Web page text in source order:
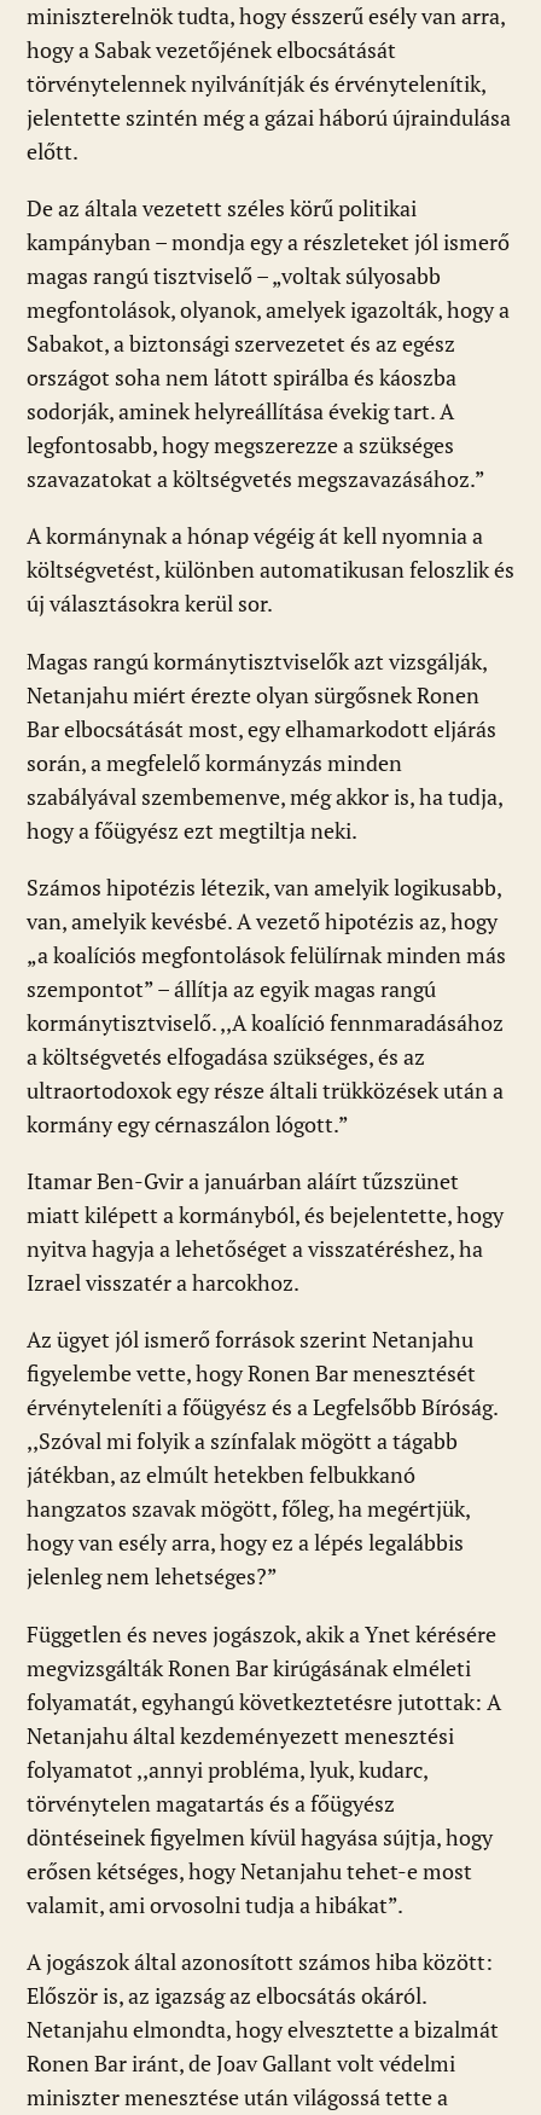
miniszterelnök tudta, hogy ésszerű esély van arra,
hogy a Sabak vezetőjének elbocsátását
törvénytelennek nyilvánítják és érvénytelenítik,
jelentette szintén még a gázai háború újraindulása
előtt.
De az általa vezetett széles körű politikai
kampányban – mondja egy a részleteket jól ismerő
magas rangú tisztviselő – „voltak súlyosabb
megfontolások, olyanok, amelyek igazolták, hogy a
Sabakot, a biztonsági szervezetet és az egész
országot soha nem látott spirálba és káoszba
sodorják, aminek helyreállítása évekig tart. A
legfontosabb, hogy megszerezze a szükséges
szavazatokat a költségvetés megszavazásához.”
A kormánynak a hónap végéig át kell nyomnia a
költségvetést, különben automatikusan feloszlik és
új választásokra kerül sor.
Magas rangú kormánytisztviselők azt vizsgálják,
Netanjahu miért érezte olyan sürgősnek Ronen
Bar elbocsátását most, egy elhamarkodott eljárás
során, a megfelelő kormányzás minden
szabályával szembemenve, még akkor is, ha tudja,
hogy a főügyész ezt megtiltja neki.
Számos hipotézis létezik, van amelyik logikusabb,
van, amelyik kevésbé. A vezető hipotézis az, hogy
„a koalíciós megfontolások felülírnak minden más
szempontot” – állítja az egyik magas rangú
kormánytisztviselő. ,,A koalíció fennmaradásához
a költségvetés elfogadása szükséges, és az
ultraortodoxok egy része általi trükközések után a
kormány egy cérnaszálon lógott.”
Itamar Ben-Gvir a januárban aláírt tűzszünet
miatt kilépett a kormányból, és bejelentette, hogy
nyitva hagyja a lehetőséget a visszatéréshez, ha
Izrael visszatér a harcokhoz.
Az ügyet jól ismerő források szerint Netanjahu
figyelembe vette, hogy Ronen Bar menesztését
érvényteleníti a főügyész és a Legfelsőbb Bíróság.
,,Szóval mi folyik a színfalak mögött a tágabb
játékban, az elmúlt hetekben felbukkanó
hangzatos szavak mögött, főleg, ha megértjük,
hogy van esély arra, hogy ez a lépés legalábbis
jelenleg nem lehetséges?”
Független és neves jogászok, akik a Ynet kérésére
megvizsgálták Ronen Bar kirúgásának elméleti
folyamatát, egyhangú következtetésre jutottak: A
Netanjahu által kezdeményezett menesztési
folyamatot ,,annyi probléma, lyuk, kudarc,
törvénytelen magatartás és a főügyész
döntéseinek figyelmen kívül hagyása sújtja, hogy
erősen kétséges, hogy Netanjahu tehet-e most
valamit, ami orvosolni tudja a hibákat”.
A jogászok által azonosított számos hiba között:
Először is, az igazság az elbocsátás okáról.
Netanjahu elmondta, hogy elvesztette a bizalmát
Ronen Bar iránt, de Joav Gallant volt védelmi
miniszter menesztése után világossá tette a